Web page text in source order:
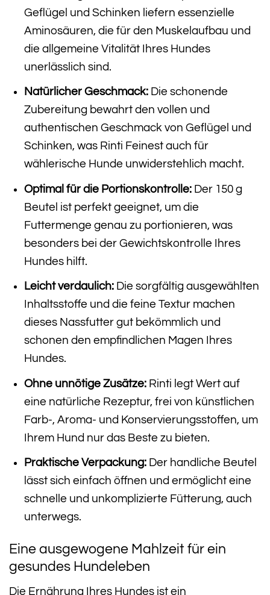
Geflügel und Schinken liefern essenzielle
Aminosäuren, die für den Muskelaufbau und
die allgemeine Vitalität Ihres Hundes
unerlässlich sind.
Natürlicher Geschmack:Die schonende
Zubereitung bewahrt den vollen und
authentischen Geschmack von Geflügel und
Schinken, was Rinti Feinest auch für
wählerische Hunde unwiderstehlich macht.
Optimal für die Portionskontrolle:Der 150 g
Beutel ist perfekt geeignet, um die
Futtermenge genau zu portionieren, was
besonders bei der Gewichtskontrolle Ihres
Hundes hilft.
Leicht verdaulich:Die sorgfältig ausgewählten
Inhaltsstoffe und die feine Textur machen
dieses Nassfutter gut bekömmlich und
schonen den empfindlichen Magen Ihres
Hundes.
Ohne unnötige Zusätze:Rinti legt Wert auf
eine natürliche Rezeptur, frei von künstlichen
Farb-, Aroma- und Konservierungsstoffen, um
Ihrem Hund nur das Beste zu bieten.
Praktische Verpackung:Der handliche Beutel
lässt sich einfach öffnen und ermöglicht eine
schnelle und unkomplizierte Fütterung, auch
unterwegs.
Eine ausgewogene Mahlzeit für ein
gesundes Hundeleben
Die Ernährung Ihres Hundes ist ein